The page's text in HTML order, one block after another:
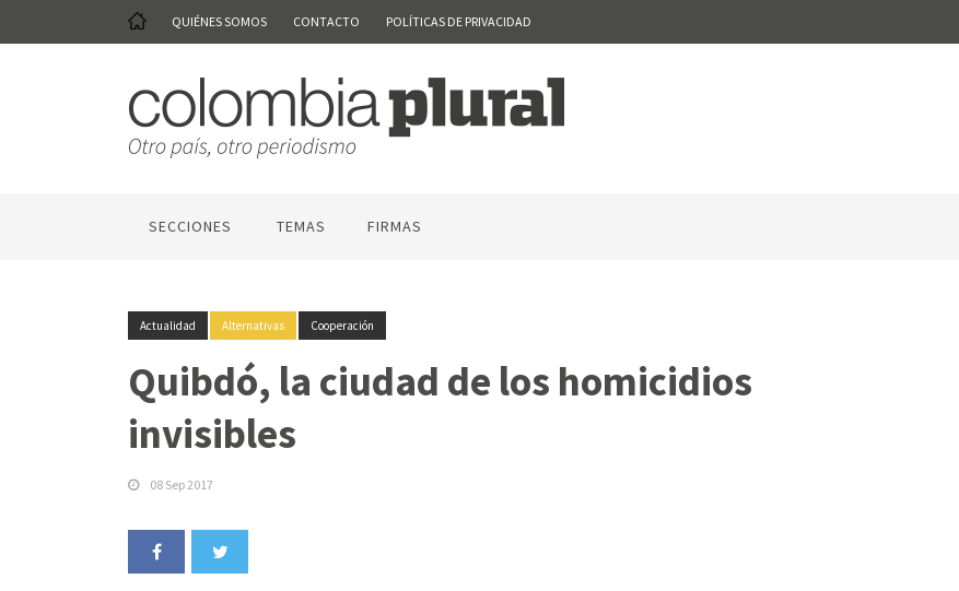
QUIÉNES SOMOS CONTACTO POLÍTICAS DE PRIVACIDAD
SECCIONES TEMAS FIRMAS
Actualidad Alternativas Cooperación
Quibdó, la ciudad de los homicidios
invisibles
08 Sep 2017